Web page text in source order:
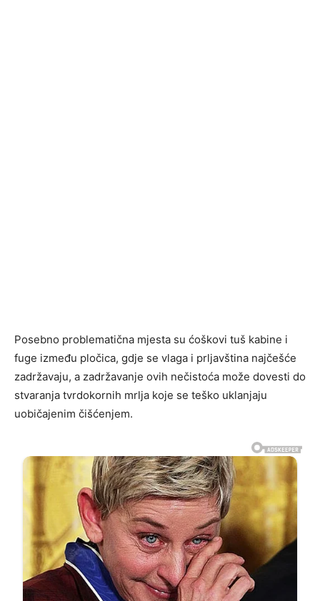
Posebno problematična mjesta su ćoškovi tuš kabine i
fuge između pločica, gdje se vlaga i prljavština najčešće
zadržavaju, a zadržavanje ovih nečistoća može dovesti do
stvaranja tvrdokornih mrlja koje se teško uklanjaju
uobičajenim čišćenjem.